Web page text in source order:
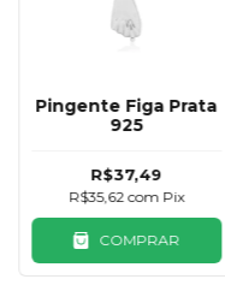
Pingente Figa Prata
925
R$37,49
R$35,62com Pix
COMPRAR